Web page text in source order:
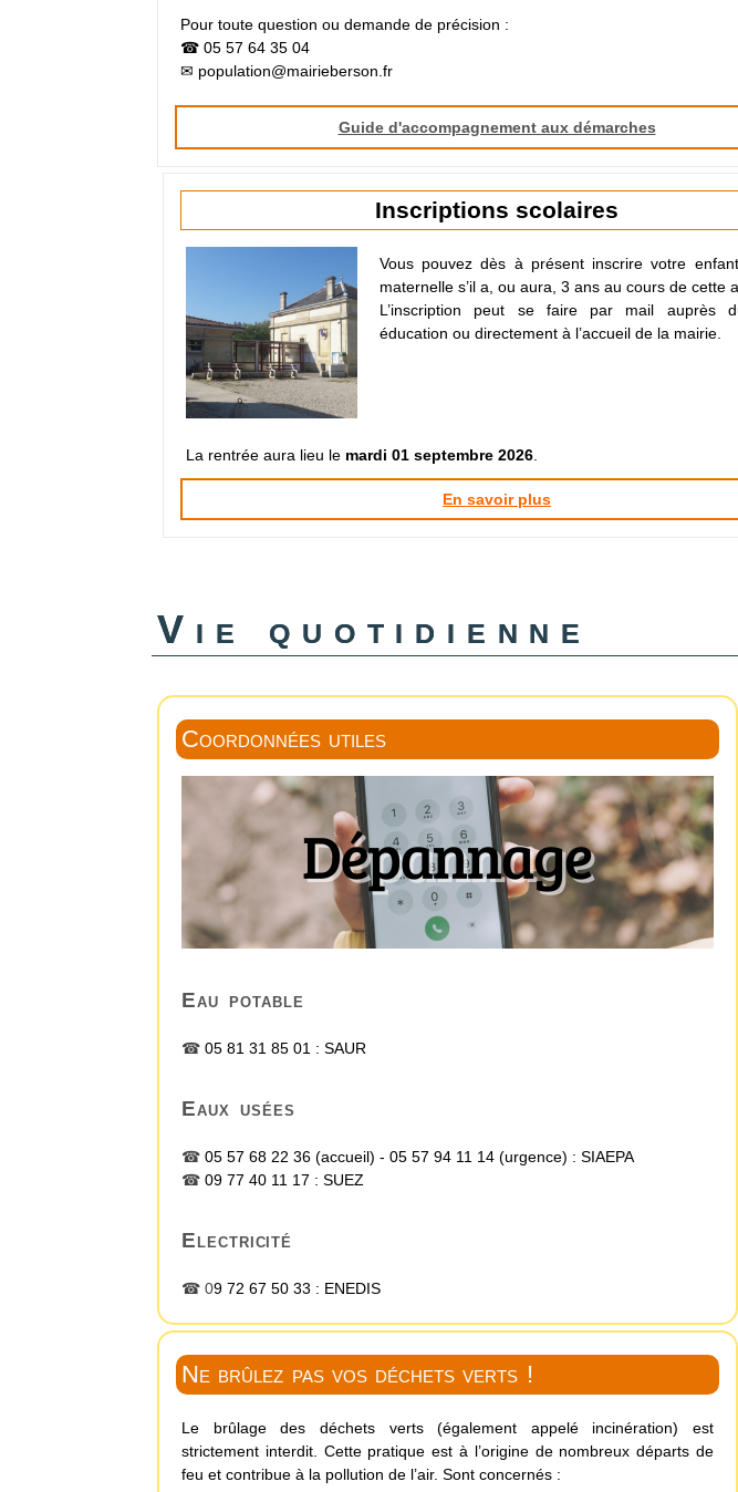
Pour toute question ou demande de précision :
☎ 05 57 64 35 04
✉ population@mairieberson.fr
Guide d'accompagnement aux démarches
Inscriptions scolaires
Vous pouvez dès à présent inscrire votre
maternelle s’il a, ou aura, 3 ans au cours de cette
L’inscription peut se faire par mail auprès
éducation ou directement à l’accueil de la mairie.
La rentrée aura lieu le mardi 01 septembre 2026
En savoir plus
Vie quotidienne
Coordonnées utiles
Eau potable
☎ 05 81 31 85 01 : SAUR
Eaux usées
☎ 05 57 68 22 36 (accueil) - 05 57 94 11 14 (urgence) : SIAEPA
☎ 09 77 40 11 17 : SUEZ
Electricité
☎ 09 72 67 50 33 : ENEDIS
Ne brûlez pas vos déchets verts !
Le brûlage des déchets verts (également appelé incinération) est
strictement interdit. Cette pratique est à l’origine de nombreux départs de
feu et contribue à la pollution de l’air. Sont concernés :